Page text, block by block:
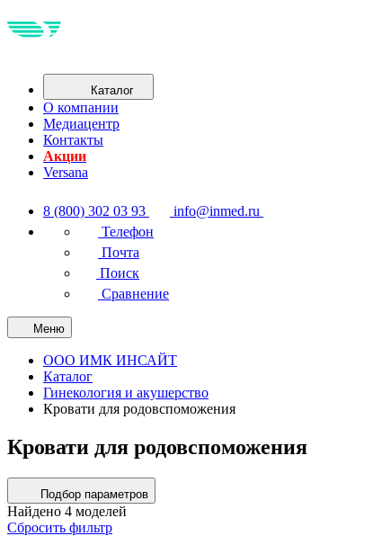
Каталог
О компании
Медиацентр
Контакты
Акции
Versana
8 (800) 302 03 93
info@inmed.ru
Телефон
Почта
Поиск
Сравнение
Меню
ООО ИМК ИНСАЙТ
Каталог
Гинекология и акушерство
Кровати для родовспоможения
Кровати для родовспоможения
Подбор параметров
Найдено 4 моделей
Сбросить фильтр